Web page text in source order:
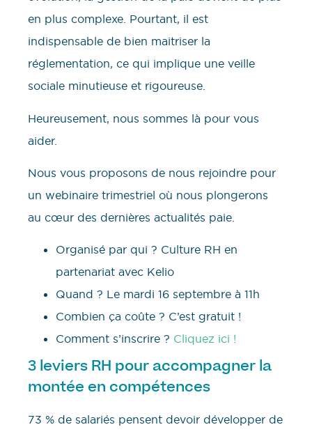
en plus complexe. Pourtant, il est
indispensable de bien maitriser la
réglementation, ce qui implique une veille
sociale minutieuse et rigoureuse.
Heureusement, nous sommes là pour vous
aider.
Nous vous proposons de nous rejoindre pour
un webinaire trimestriel où nous plongerons
au cœur des dernières actualités paie.
Organisé par qui ? Culture RH en
partenariat avec Kelio
Quand ? Le mardi 16 septembre à 11h
Combien ça coûte ? C’est gratuit !
Comment s’inscrire ? Cliquez ici !
3 leviers RH pour accompagner la
montée en compétences
73 % de salariés pensent devoir développer de